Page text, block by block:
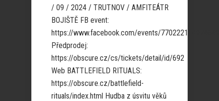
/ 09 / 2024 / TRUTNOV / AMFITEÁTR
BOJIŠTĚ FB event:
https://www.facebook.com/events/770222134974649
Předprodej:
https://obscure.cz/cs/tickets/detail/id/692
Web BATTLEFIELD RITUALS:
https://obscure.cz/battlefield-
rituals/index.html Hudba z úsvitu věků